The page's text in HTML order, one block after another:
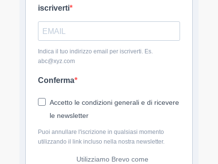
iscriverti
Indica il tuo indirizzo email per iscriverti. Es.
abc@xyz.com
Conferma
Accetto le condizioni generali e di ricevere
le newsletter
Puoi annullare l'iscrizione in qualsiasi momento
utilizzando il link incluso nella nostra newsletter.
Utilizziamo Brevo come